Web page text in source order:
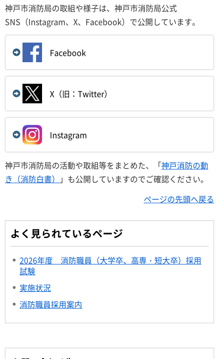
神戸市消防局の取組や様子は、神戸市消防局公式
SNS（Instagram、X、Facebook）で公開しています。
Facebook
X（旧：Twitter）
Instagram
神戸市消防局の活動や取組等をまとめた、「神戸消防の動
き（消防白書）
」も公開していますのでご確認ください。
ページの先頭へ戻る
よく見られているページ
2026年度 消防職員（大学卒、高専・短大卒）採用
試験
実施状況
消防職員採用案内